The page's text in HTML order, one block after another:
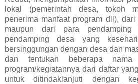
lokal (pemerintah desa, tokoh
penerima manfaat program dll),
maupun dari para
pendamping desa yang
bersinggungan dengan desa dan
dan tentukan beberapa
program/kegiatannya dari daftar
untuk ditindaklanjuti dengan